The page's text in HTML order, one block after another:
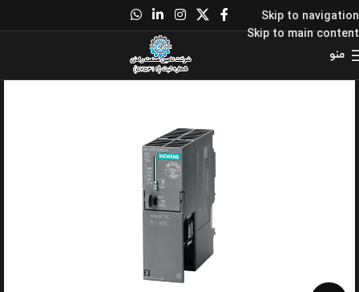
Skip to navigation
Skip to main content
منو